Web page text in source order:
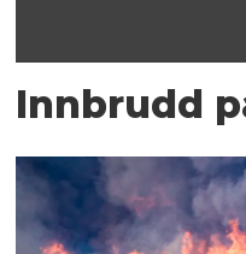
Innbrudd